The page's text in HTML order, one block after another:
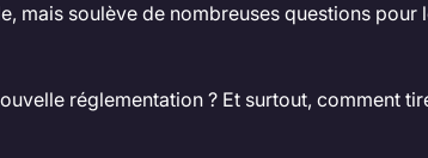
mais soulève de nombreuses questions pour
réglementation ? Et surtout, comment